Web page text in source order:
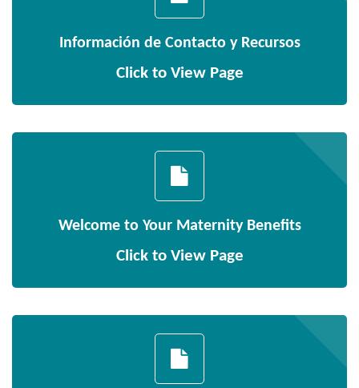
Información de Contacto y Recursos
Click to View Page
Welcome to Your Maternity Benefits
Click to View Page